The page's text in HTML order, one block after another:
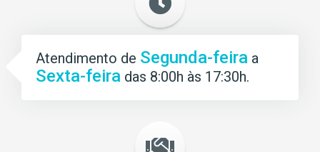
Atendimento de Segunda-feira a
Sexta-feira das 8:00h às 17:30h.